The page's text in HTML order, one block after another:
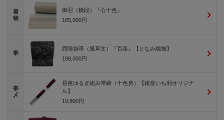
着
物
御召（横段）『心十色』
165,000円
帯
西陣袋帯（風草文）『百楽』【となみ織物】
198,000円
帯
〆
昼夜ゆるぎ組み帯締（十色房）【銀座いち利オリジナ
ル】
19,800円